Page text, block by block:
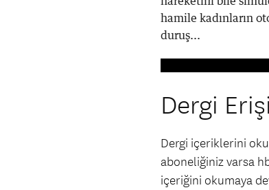
hamile kadınların
duruş...
Dergi
Dergi içeriklerini
aboneliğiniz varsa
içeriğini okumaya